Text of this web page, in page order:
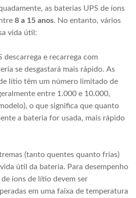
as baterias UPS de íons
8 a 15 anos. No entanto, vários
vida útil:
descarrega e recarrega com
se desgastará mais rápido. As
lítio têm um número limitado de
entre 1.000 e 10.000,
o que significa que quanto
a bateria for usada, mais rápido
(tanto quentes quanto frias)
útil da bateria. Para desempenho
íons de lítio devem ser
em uma faixa de temperatura